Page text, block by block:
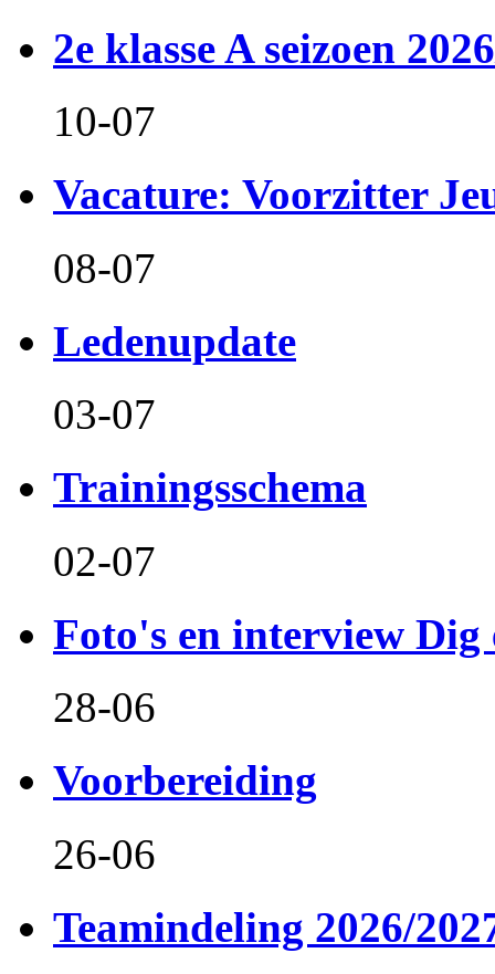
2e klasse A seizoen
10-07
Vacature: Voorzitter
08-07
Ledenupdate
03-07
Trainingsschema
02-07
Foto's en interview Dig
28-06
Voorbereiding
26-06
Teamindeling 2026/